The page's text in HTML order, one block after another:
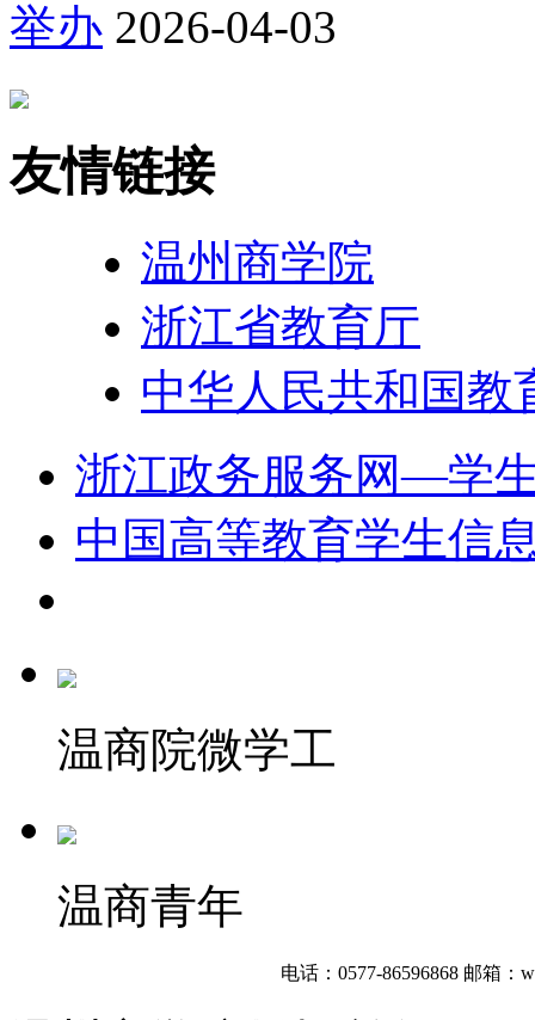
举办 2026-04-03
友情链接
温州商学院
浙江省教育厅
中华人民共和国教
浙江政务服务网—学
中国高等教育学生信
温商院微学工
温商青年
电话：0577-86596868 邮箱：